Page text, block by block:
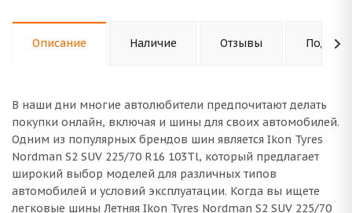
Описание Наличие Отзывы
В наши дни многие автолюбители предпочитают делать
покупки онлайн, включая и шины для своих автомобилей.
Одним из популярных брендов шин является Ikon Tyres
Nordman S2 SUV 225/70 R16 103Tl, который предлагает
широкий выбор моделей для различных типов
автомобилей и условий эксплуатации. Когда вы ищете
легковые шины Летняя Ikon Tyres Nordman S2 SUV 225/70